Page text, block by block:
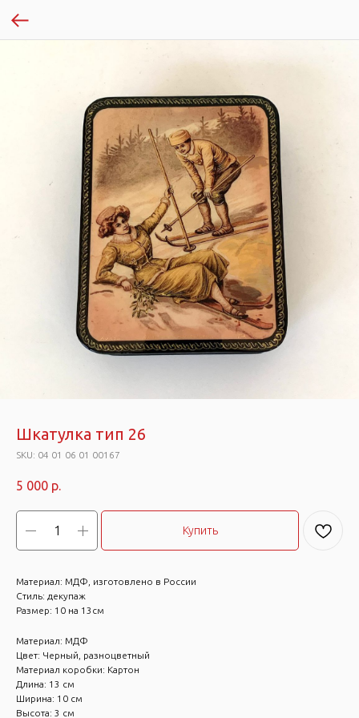
Шкатулка тип 26
SKU: 04 01 06 01 00167
5 000 р.
Купить
Материал: МДФ, изготовлено в России
Стиль: декупаж
Размер: 10 на 13см
Материал: МДФ
Цвет: Черный, разноцветный
Материал коробки: Картон
Длина: 13 см
Ширина: 10 см
Высота: 3 см